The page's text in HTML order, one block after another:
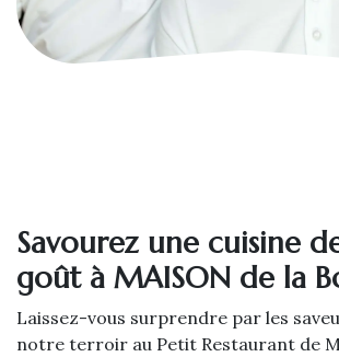
Savourez une cuisine
goût à MAISON de la
Laissez-vous surprendre par les
notre terroir au Petit Restaurant de